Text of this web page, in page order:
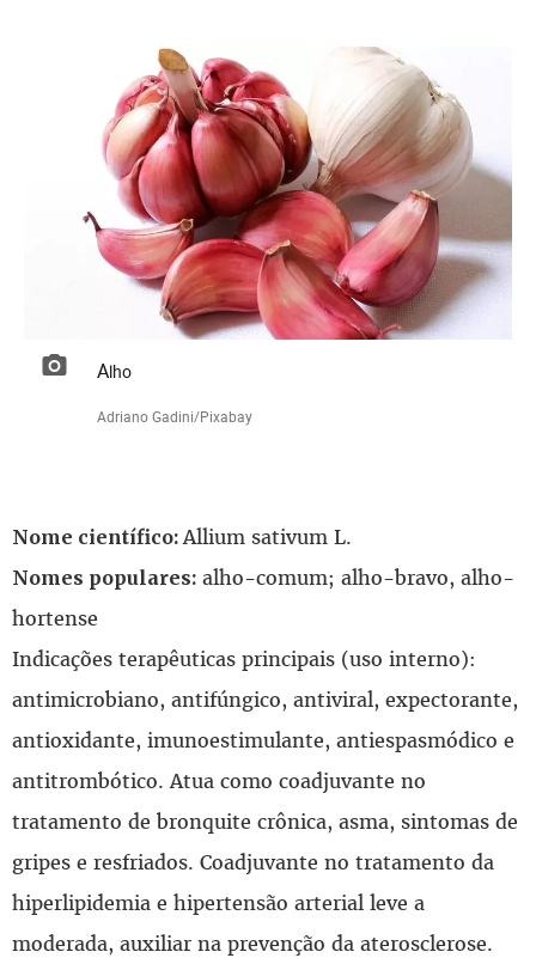
Alho
Adriano Gadini/Pixabay
Nome científico: Allium sativum L.
Nomes populares: alho-comum; alho-bravo, alho-
hortense
Indicações terapêuticas principais (uso interno):
antimicrobiano, antifúngico, antiviral, expectorante,
antioxidante, imunoestimulante, antiespasmódico e
antitrombótico. Atua como coadjuvante no
tratamento de bronquite crônica, asma, sintomas de
gripes e resfriados. Coadjuvante no tratamento da
hiperlipidemia e hipertensão arterial leve a
moderada, auxiliar na prevenção da aterosclerose.